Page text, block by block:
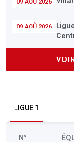
09 AOÛ 2026
09 AOÛ 2026
LIGUE 1
N°